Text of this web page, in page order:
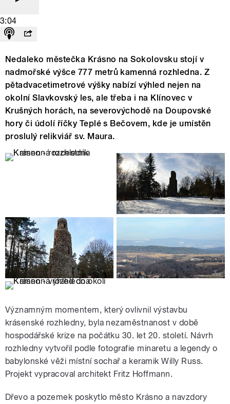
3:04
Nedaleko městečka Krásno na Sokolovsku stojí v
nadmořské výšce 777 metrů kamenná rozhledna. Z
pětadvacetimetrové výšky nabízí výhled nejen na
okolní Slavkovský les, ale třeba i na Klínovec v
Krušných horách, na severovýchodě na Doupovské
hory či údolí říčky Teplé s Bečovem, kde je umístěn
proslulý relikviář sv. Maura.
Významným momentem, který ovlivnil výstavbu
krásenské rozhledny, byla nezaměstnanost v době
hospodářské krize na počátku 30. let 20. století. Návrh
rozhledny vytvořil podle fotografie minaretu a legendy o
babylonské věži místní sochař a keramik Willy Russ.
Projekt vypracoval architekt Fritz Hoffmann.
Dřevo a pozemek poskytlo město Krásno a navzdory